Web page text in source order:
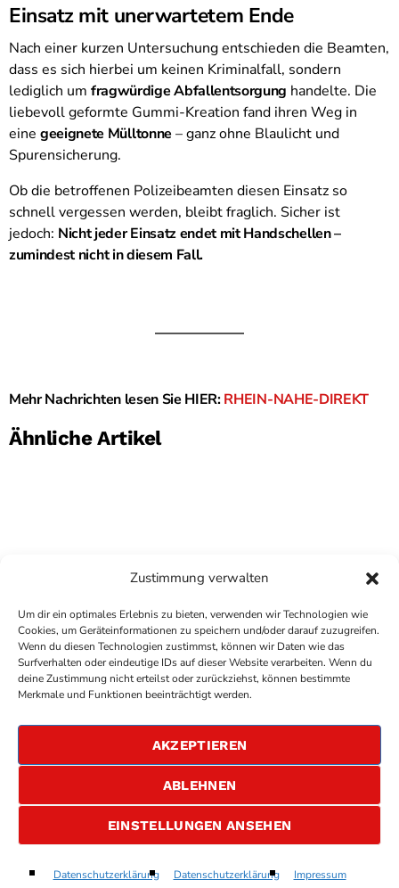
Zustimmung verwalten
Um dir ein optimales Erlebnis zu bieten, verwenden wir Technologien wie
Cookies, um Geräteinformationen zu speichern und/oder darauf zuzugreifen.
Wenn du diesen Technologien zustimmst, können wir Daten wie das
Surfverhalten oder eindeutige IDs auf dieser Website verarbeiten. Wenn du
deine Zustimmung nicht erteilst oder zurückziehst, können bestimmte
Merkmale und Funktionen beeinträchtigt werden.
AKZEPTIEREN
ABLEHNEN
EINSTELLUNGEN ANSEHEN
Datenschutzerklärung Datenschutzerklärung Impressum
play_arrow
Don't Give Up
Einsatz mit unerwartetem Ende
Nach einer kurzen Untersuchung entschieden die Beamten,
dass es sich hierbei um keinen Kriminalfall, sondern
lediglich um fragwürdige Abfallentsorgung handelte. Die
liebevoll geformte Gummi-Kreation fand ihren Weg in
eine geeignete Mülltonne – ganz ohne Blaulicht und
Spurensicherung.
Ob die betroffenen Polizeibeamten diesen Einsatz so
schnell vergessen werden, bleibt fraglich. Sicher ist
jedoch: Nicht jeder Einsatz endet mit Handschellen –
zumindest nicht in diesem Fall.
Mehr Nachrichten lesen Sie HIER:RHEIN-NAHE-DIREKT
Ähnliche Artikel
COPYRIGHTANTENNE BAD KREUZNACH
DATENSCHUTZERKLÄRUNG
ALLGEMEINE GESCHÄFTSBEDINGUNGEN